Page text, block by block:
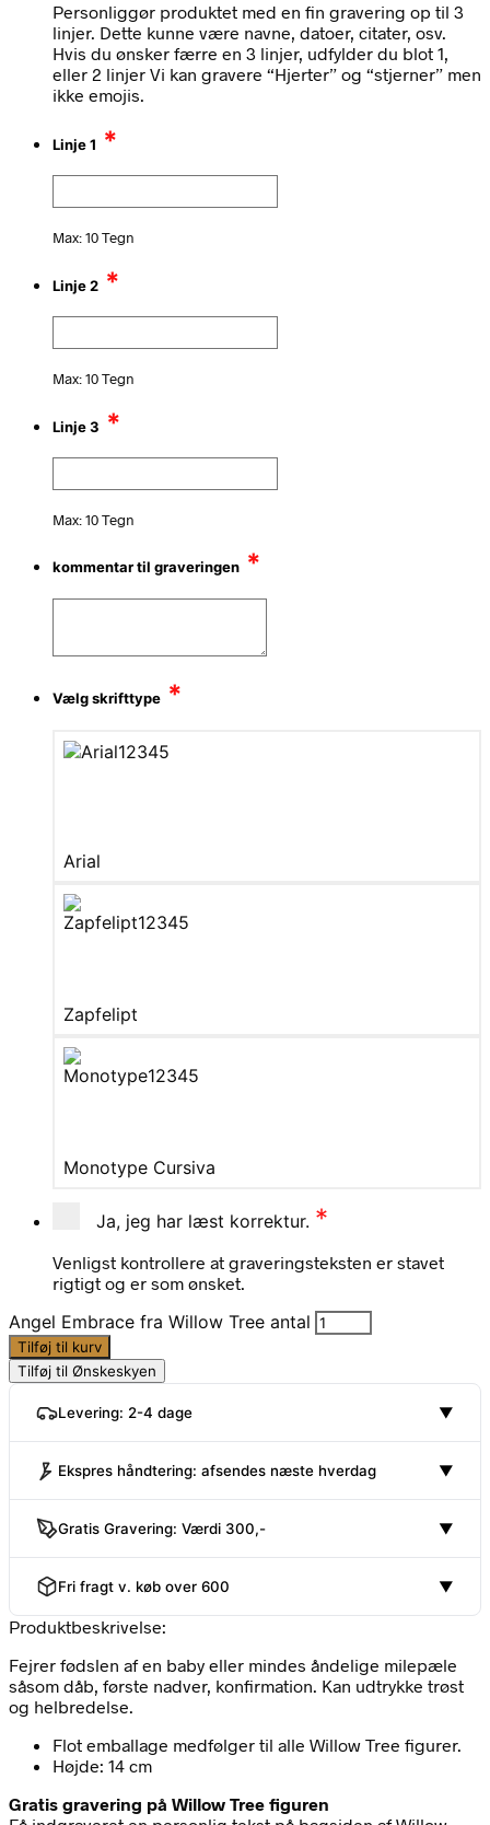
Personliggør produktet med en fin gravering op til 3
linjer. Dette kunne være navne, datoer, citater, osv.
Hvis du ønsker færre en 3 linjer, udfylder du blot 1,
eller 2 linjer Vi kan gravere “Hjerter” og “stjerner” men
ikke emojis.
Linje 1 *
Max: 10 Tegn
Linje 2 *
Max: 10 Tegn
Linje 3 *
Max: 10 Tegn
kommentar til graveringen *
Vælg skrifttype *
Arial
Zapfelipt
Monotype Cursiva
Ja, jeg har læst korrektur. *
Venligst kontrollere at graveringsteksten er stavet
rigtigt og er som ønsket.
Angel Embrace fra Willow Tree antal
Tilføj til kurv
Tilføj til Ønskeskyen
Levering: 2-4 dage ▼
Ekspres håndtering: afsendes næste hverdag ▼
Gratis Gravering: Værdi 300,- ▼
Fri fragt v. køb over 600 ▼
Produktbeskrivelse:
Fejrer fødslen af en baby eller mindes åndelige milepæle
såsom dåb, første nadver, konfirmation. Kan udtrykke trøst
og helbredelse.
Flot emballage medfølger til alle Willow Tree figurer.
Højde: 14 cm
Gratis gravering på Willow Tree figuren